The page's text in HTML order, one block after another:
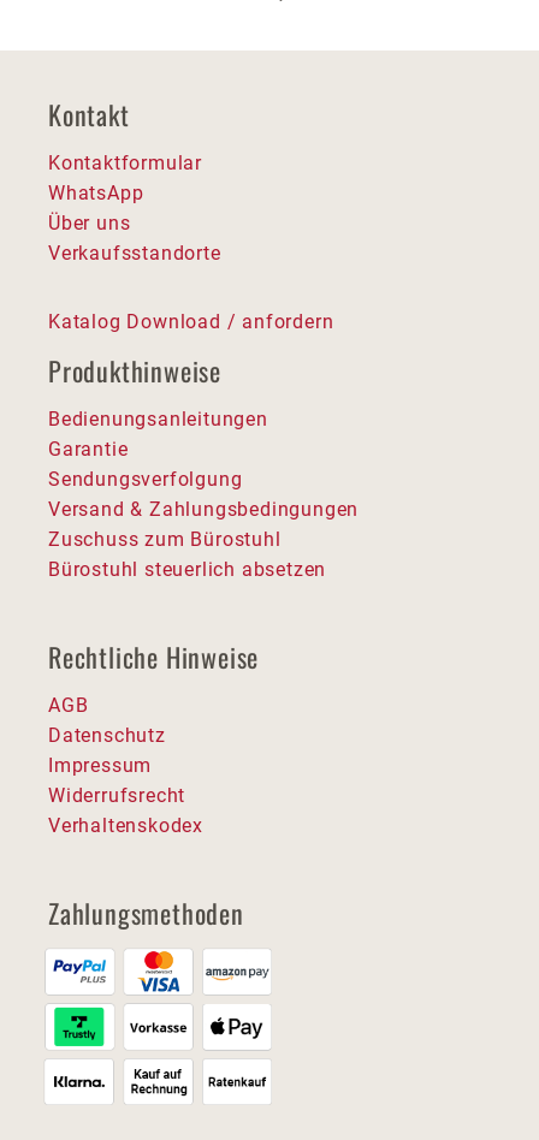
Kontakt
Kontaktformular
WhatsApp
Über uns
Verkaufsstandorte
Katalog Download / anfordern
Produkthinweise
Bedienungsanleitungen
Garantie
Sendungsverfolgung
Versand & Zahlungsbedingungen
Zuschuss zum Bürostuhl
Bürostuhl steuerlich absetzen
Rechtliche Hinweise
AGB
Datenschutz
Impressum
Widerrufsrecht
Verhaltenskodex
Zahlungsmethoden